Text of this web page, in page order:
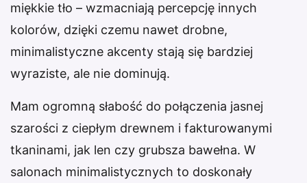
miękkie tło – wzmacniają percepcję innych
kolorów, dzięki czemu nawet drobne,
minimalistyczne akcenty stają się bardziej
wyraziste, ale nie dominują.
Mam ogromną słabość do połączenia jasnej
szarości z ciepłym drewnem i fakturowanymi
tkaninami, jak len czy grubsza bawełna. W
salonach minimalistycznych to doskonały